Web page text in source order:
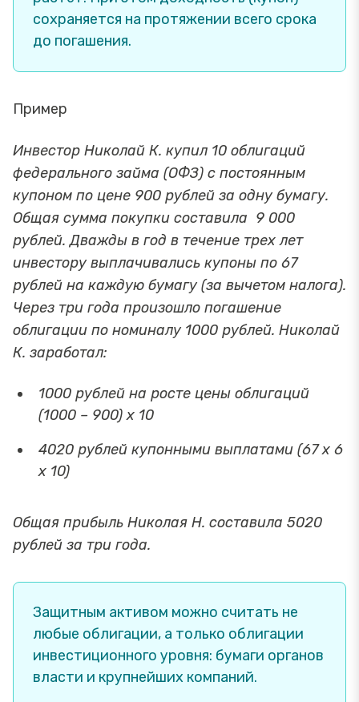
сохраняется на протяжении всего срока
до погашения.
Пример
Инвестор Николай К. купил 10 облигаций
федерального займа (ОФЗ) с постоянным
купоном по цене 900 рублей за одну бумагу.
Общая сумма покупки составила 9 000
рублей. Дважды в год в течение трех лет
инвестору выплачивались купоны по 67
рублей на каждую бумагу (за вычетом налога).
Через три года произошло погашение
облигации по номиналу 1000 рублей. Николай
К. заработал:
1000 рублей на росте цены облигаций
(1000 – 900) х 10
4020 рублей купонными выплатами (67 х 6
х 10)
Общая прибыль Николая Н. составила 5020
рублей за три года.
Защитным активом можно считать не
любые облигации, а только облигации
инвестиционного уровня: бумаги органов
власти и крупнейших компаний.